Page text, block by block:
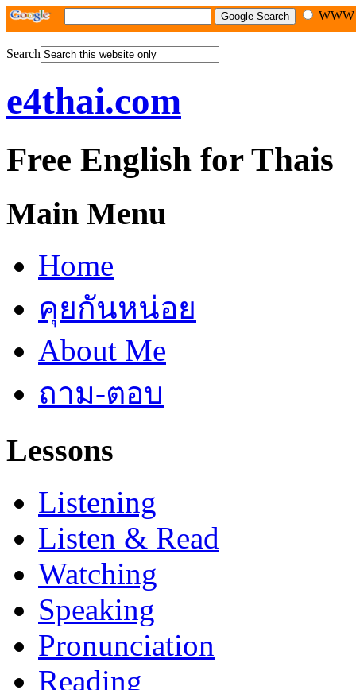
Search
e4thai.com
Free English for Thais
Main Menu
Home
คุยกันหน่อย
About Me
ถาม-ตอบ
Lessons
Listening
Listen & Read
Watching
Speaking
Pronunciation
Reading